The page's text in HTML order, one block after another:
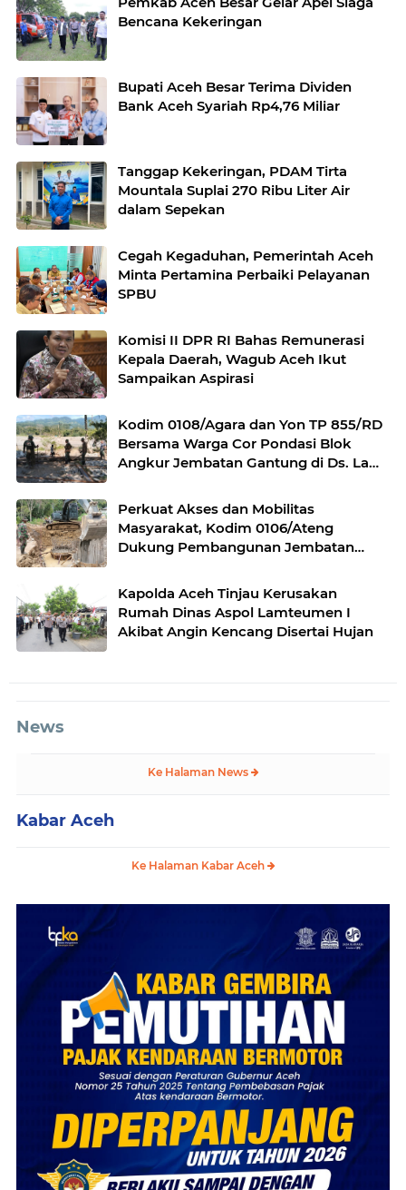
Bencana Kekeringan
Bupati Aceh Besar Terima Dividen
Bank Aceh Syariah Rp4,76 Miliar
Tanggap Kekeringan, PDAM Tirta
Mountala Suplai 270 Ribu Liter Air
dalam Sepekan
Cegah Kegaduhan, Pemerintah Aceh
Minta Pertamina Perbaiki Pelayanan
SPBU
Komisi II DPR RI Bahas Remunerasi
Kepala Daerah, Wagub Aceh Ikut
Sampaikan Aspirasi
Kodim 0108/Agara dan Yon TP 855/RD
Bersama Warga Cor Pondasi Blok
Angkur Jembatan Gantung di Ds. Lawe
Perkuat Akses dan Mobilitas
Masyarakat, Kodim 0106/Ateng
Dukung Pembangunan Jembatan
Kapolda Aceh Tinjau Kerusakan
Rumah Dinas Aspol Lamteumen I
Akibat Angin Kencang Disertai Hujan
News
Ke Halaman News
Kabar Aceh
Ke Halaman Kabar Aceh